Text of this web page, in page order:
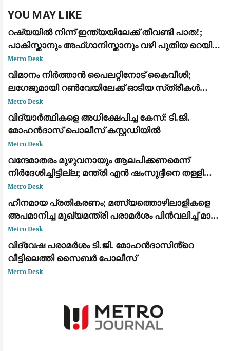
YOU MAY LIKE
റഷ്യയിൽ നിന്ന് ഇന്ത്യയിലേക്ക് തീവണ്ടി പാത!;
പാകിസ്താനും അഫ്ഗാനിസ്താനും വഴി പുതിയ റെയിൽ
പദ്ധതിയുമായി ഉപപ്രധാനമന്ത്രി മററ്റ് ഖൂസ്നൂലീൻ
Metro Desk
വിമാനം നിർത്താൻ പൈലറ്റിനോട് കൈവീശി;
ലഗേജുമായി റൺവേയിലേക്ക് ഓടിയ സ്‌ത്രീകൾ
പിടിയിൽ
Metro Desk
വിദ്യാർത്ഥികളെ അധിക്ഷേപിച്ച കേസ്: ടി.ജി.
മോഹൻദാസ് പൊലീസ് കസ്റ്റഡിയിൽ
Metro Desk
വന്ദേമാതരം മുഴുവനായും ആലപിക്കണമെന്ന്
നിര്‍ദേശിച്ചിട്ടില്ല; മന്ത്രി എന്‍ ഷംസുദ്ദീനെ തള്ളി
ലോക് ഭവന്‍
Metro Desk
ഹീനമായ പ്രതികരണം; മത്സ്യത്തൊഴിലാളികളെ
അപമാനിച്ച മുഖ്യമന്ത്രി പരാമർശം പിൻവലിച്ച് മാപ്പ്
പറയണം: വി. മുരളീധരൻ
Metro Desk
വിദ്വേഷ പരാമർശം ടി.ജി. മോഹൻദാസിൻ്റെ
വീട്ടിലെത്തി സൈബർ പോലീസ്
Metro Desk